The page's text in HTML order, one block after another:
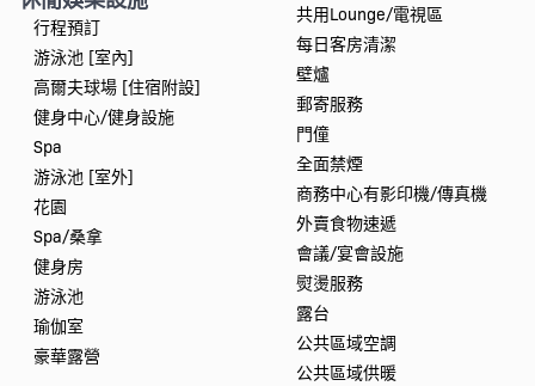
行程預訂
游泳池 [室內]
高爾夫球場 [住宿附設]
健身中心/健身設施
Spa
游泳池 [室外]
花園
Spa/桑拿
健身房
游泳池
瑜伽室
豪華露營
共用Lounge/電視區
每日客房清潔
壁爐
郵寄服務
門僮
全面禁煙
商務中心有影印機/傳真機
外賣食物速遞
會議/宴會設施
熨燙服務
露台
公共區域空調
公共區域供暖